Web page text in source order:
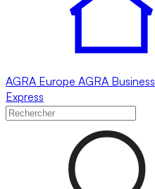
AGRA Europe AGRA Business
Express